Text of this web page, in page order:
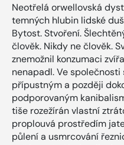
Neotřelá orwellovská
temných hlubin lidské
Bytost. Stvoření.
člověk. Nikdy ne člověk.
znemožnil konzumaci
nenapadl. Ve
přípustným a později
podporovaným
tiše rozežírán vlastní
proplouvá prostředím
půlení a usmrcování